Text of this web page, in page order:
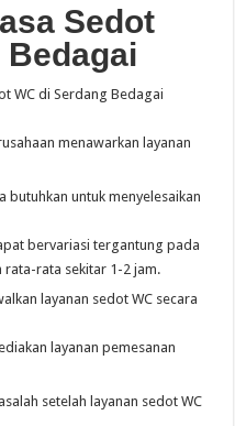
Sedot
Bedagai
WC di Serdang Bedagai
menawarkan layanan
butuhkan untuk menyelesaikan
bervariasi tergantung pada
rata-rata sekitar 1-2 jam.
layanan sedot WC secara
layanan pemesanan
setelah layanan sedot WC